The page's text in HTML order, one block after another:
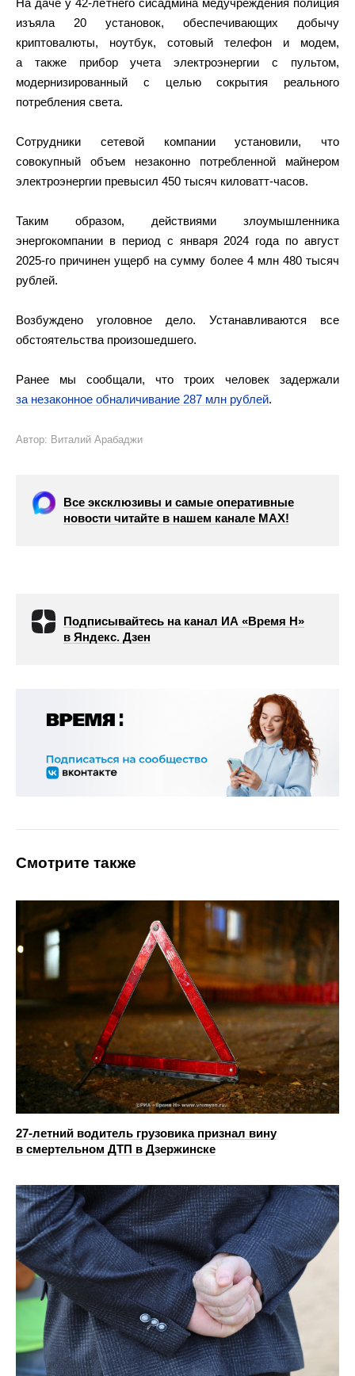
изъяла 20 установок, обеспечивающих добычу
криптовалюты, ноутбук, сотовый телефон и модем,
а также прибор учета электроэнергии с пультом,
модернизированный с целью сокрытия реального
потребления света.
Сотрудники сетевой компании установили, что
совокупный объем незаконно потребленной майнером
электроэнергии превысил 450 тысяч киловатт-часов.
Таким образом, действиями злоумышленника
энергокомпании в период с января 2024 года по август
2025-го причинен ущерб на сумму более 4 млн 480 тысяч
рублей.
Возбуждено уголовное дело. Устанавливаются все
обстоятельства произошедшего.
Ранее мы сообщали, что троих человек задержали
за незаконное обналичивание 287 млн рублей.
Автор: Виталий Арабаджи
Все эксклюзивы и самые оперативные
новости читайте в нашем канале МАХ!
Подписывайтесь на канал ИА «Время Н»
в Яндекс. Дзен
Смотрите также
27-летний водитель грузовика признал вину
в смертельном ДТП в Дзержинске